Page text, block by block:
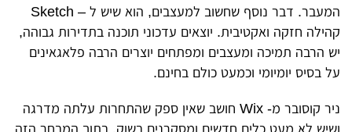
המעבר. דבר נוסף שחשוב למעצבים, הוא שיש ל – Sketch
קהילה חזקה ואקטיבית. יוצאים עדכוני תוכנה בתדירות גבוהה,
יש הרבה תמיכה ומעצבים ומפתחים יוצרים הרבה פלאגאינים
על בסיס יומיומי וכמעט כולם בחינם.
ניר קוסובר מ- Wix חושב שאין ספק שהתחרות עלתה מדרגה
ושיש לא מעט כלים חדשים ומסקרנים בשוק. בתוך המבחר הזה